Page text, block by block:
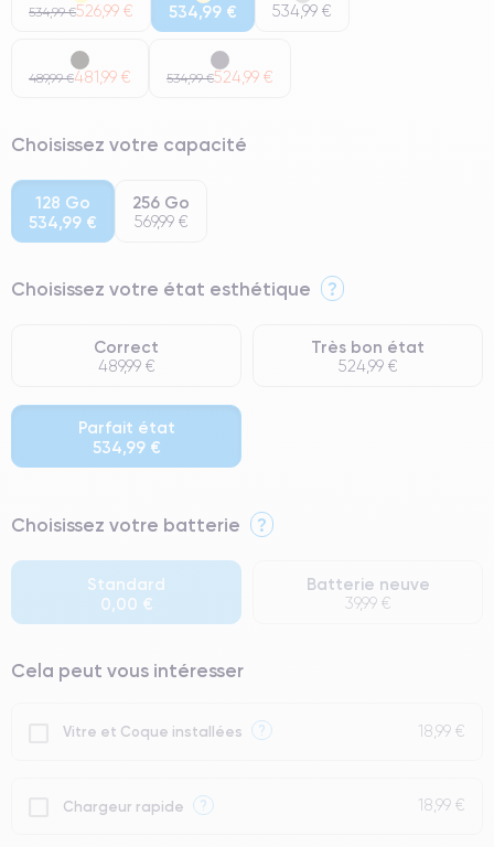
534,99 €526,99 € 534,99 € 534,99 €
489,99 €481,99 € 534,99 €524,99 €
Choisissez votre capacité
128 Go
534,99 €
256 Go
569,99 €
Choisissez votre état esthétique ?
Correct
489,99 €
Très bon état
524,99 €
Parfait état
534,99 €
⭐ Premium
● Batterie : usage intensif.
● Seuls 5% de nos téléphones ont un grade Premium.
Choisissez votre batterie ?
Standard
0,00 €
Batterie neuve
39,99 €
Cela peut vous intéresser
Vitre et Coque installées ? 18,99 €
Chargeur rapide ? 18,99 €